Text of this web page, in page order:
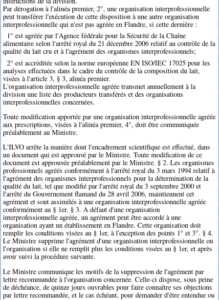
Par dérogation à l'alinéa premier, 2°, une organisation interprofessionnelle
peut transférer l'exécution de cette disposition à une autre organisation
interprofessionnelle qui n'est pas agréée en Flandre, si cette dernière :
1° est agréée par l'Agence fédérale pour la Sécurité de la Chaîne
alimentaire selon l'arrêté royal du 21 décembre 2006 relatif au contrôle de la
qualité du lait cru et à l'agrément des organismes interprofessionnels;
2° est accréditée selon la norme européenne EN ISO/IEC 17025 pour les
analyses effectuées dans le cadre du contrôle de la composition du lait,
visées à l'article 3, § 3, alinéa premier.
L'organisation interprofessionnelle agréée transmet annuellement à la
division une liste des producteurs transférés et des organisations
interprofessionnelles concernées.
Toute modification apportée par une organisation interprofessionnelle agréée
aux prescriptions, visées à l'alinéa premier, 4°, doit être communiquée
préalablement au Ministre.
L'ILVO arrête la manière dont l'encadrement scientifique est effectué, dans
un document qui est approuvé par le Ministre. Toute modification de ce
document est approuvée préalablement par le Ministre. § 2. Les organismes
professionnels agréés conformément à l'arrêté royal du 3 mars 1994 relatif à
l'agrément des organismes interprofessionnels pour la détermination de la
qualité du lait, tel que modifié par l'arrêté royal du 3 septembre 2000 et
l'arrêté du Gouvernement flamand du 28 avril 2006, maintiennent cet
agrément et sont assimilés à une organisation interprofessionnelle agréée
conformément au § 1er. § 3. A défaut d'une organisation
interprofessionnelle agréée, un agrément peut être accordé à une
organisation ayant un établissement en Flandre. Cette organisation doit
remplir les conditions visées au § 1er, à l'exception des points 1° et 3°. § 4.
Le Ministre supprime l'agrément d'une organisation interprofessionnelle ou
l'organisation si elle ne remplit plus les conditions visées au § 1er, et après
avoir suivi la procédure suivante.
Le Ministre communique les motifs de la suppression de l'agrément par
lettre recommandée à l'organisation concernée. Celle-ci dispose, sous peine
de déchéance, de quinze jours ouvrables pour faire connaître ses objections
par lettre recommandée, et le cas échéant, pour demander d'être entendue ou